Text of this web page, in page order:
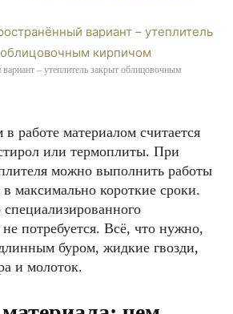
– утеплитель закрыт облицовочным
работе материалом считается
или термоплиты. При
можно выполнить работы
максимально короткие сроки.
потребуется. Всё, что нужно,
буром, жидкие гвозди,
и молоток.